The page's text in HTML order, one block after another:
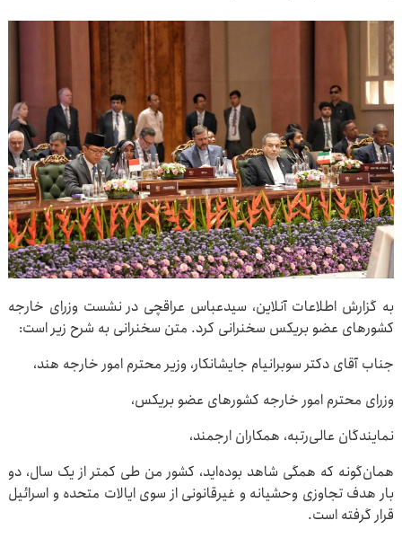
به گزارش اطلاعات آنلاین، سیدعباس عراقچی در نشست وزرای خارجه
کشورهای عضو بریکس سخنرانی کرد. متن سخنرانی به شرح زیر است:
جناب آقای دکتر سوبرانیام جایشانکار، وزیر محترم امور خارجه هند،
وزرای محترم امور خارجه کشورهای عضو بریکس،
نمایندگان عالی‌رتبه، همکاران ارجمند،
همان‌گونه که همگی شاهد بوده‌اید، کشور من طی کمتر از یک سال، دو
بار هدف تجاوزی وحشیانه و غیرقانونی از سوی ایالات متحده و اسرائیل
قرار گرفته است.